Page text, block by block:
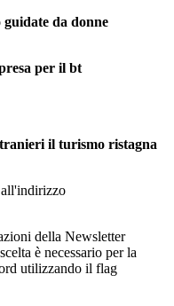
da donne
per il bt
il turismo ristagna
della Newsletter
è necessario per la
utilizzando il flag